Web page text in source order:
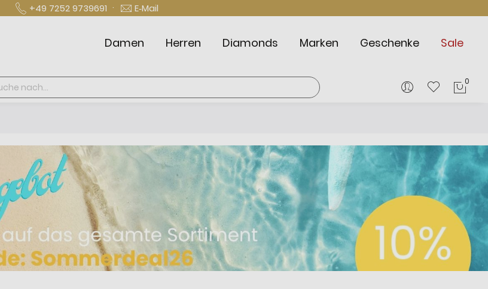
+49 7252 9739691 · E‑Mail
Damen Herren Diamonds Marken Geschenke Sale
0